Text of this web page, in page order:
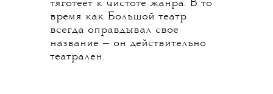
тяготеет к чистоте жанра. В то
время как Большой театр
всегда оправдывал свое
название — он действительно
театрален.